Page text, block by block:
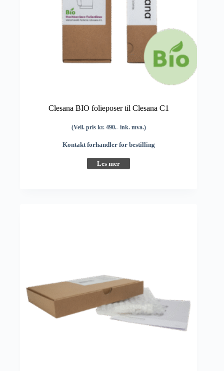
Clesana BIO folieposer til Clesana C1
(Veil. pris kr. 490.- ink. mva.)
Kontakt forhandler for bestilling
Les mer